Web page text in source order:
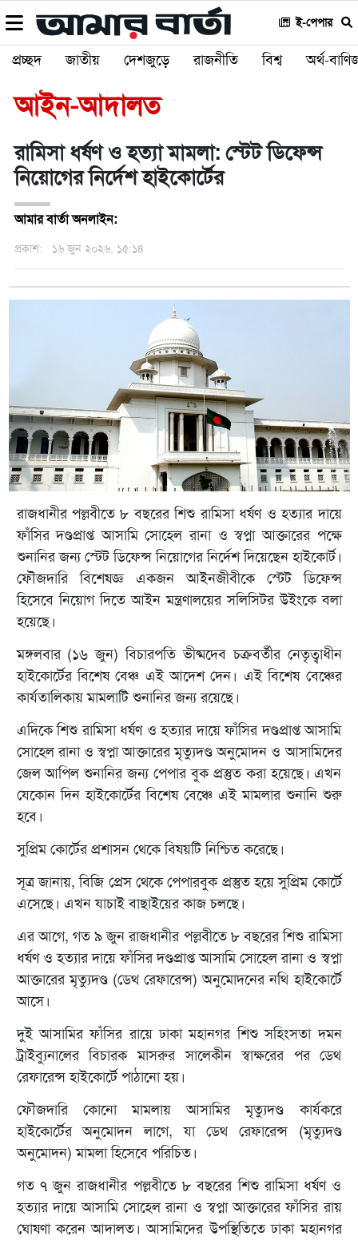
ই-পেপার
প্রচ্ছদ জাতীয় দেশজুড়ে রাজনীতি বিশ্ব অর্থ-
আইন-আদালত
রামিসা ধর্ষণ ও হত্যা মামলা: স্টেট ডিফেন্স
নিয়োগের নির্দেশ হাইকোর্টের
আমার বার্তা অনলাইন:
প্রকাশ: ১৬ জুন ২০২৬, ১৫:১৪
রাজধানীর পল্লবীতে ৮ বছরের শিশু রামিসা ধর্ষণ ও হত্যার দায়ে
ফাঁসির দণ্ডপ্রাপ্ত আসামি সোহেল রানা ও স্বপ্না আক্তারের পক্ষে
শুনানির জন্য স্টেট ডিফেন্স নিয়োগের নির্দেশ দিয়েছেন হাইকোর্ট।
ফৌজদারি বিশেষজ্ঞ একজন আইনজীবীকে স্টেট ডিফেন্স
হিসেবে নিয়োগ দিতে আইন মন্ত্রণালয়ের সলিসিটর উইংকে বলা
হয়েছে।
মঙ্গলবার (১৬ জুন) বিচারপতি ভীষ্মদেব চক্রবর্তীর নেতৃত্বাধীন
হাইকোর্টের বিশেষ বেঞ্চ এই আদেশ দেন। এই বিশেষ বেঞ্চের
কার্যতালিকায় মামলাটি শুনানির জন্য রয়েছে।
এদিকে শিশু রামিসা ধর্ষণ ও হত্যার দায়ে ফাঁসির দণ্ডপ্রাপ্ত আসামি
সোহেল রানা ও স্বপ্না আক্তারের মৃত্যুদণ্ড অনুমোদন ও আসামিদের
জেল আপিল শুনানির জন্য পেপার বুক প্রস্তুত করা হয়েছে। এখন
যেকোন দিন হাইকোর্টের বিশেষ বেঞ্চে এই মামলার শুনানি শুরু
হবে।
সুপ্রিম কোর্টের প্রশাসন থেকে বিষয়টি নিশ্চিত করেছে।
সূত্র জানায়, বিজি প্রেস থেকে পেপারবুক প্রস্তুত হয়ে সুপ্রিম কোর্টে
এসেছে। এখন যাচাই বাছাইয়ের কাজ চলছে।
এর আগে, গত ৯ জুন রাজধানীর পল্লবীতে ৮ বছরের শিশু রামিসা
ধর্ষণ ও হত্যার দায়ে ফাঁসির দণ্ডপ্রাপ্ত আসামি সোহেল রানা ও স্বপ্না
আক্তারের মৃত্যুদণ্ড (ডেথ রেফারেন্স) অনুমোদনের নথি হাইকোর্টে
আসে।
দুই আসামির ফাঁসির রায়ে ঢাকা মহানগর শিশু সহিংসতা দমন
ট্রাইব্যুনালের বিচারক মাসরুর সালেকীন স্বাক্ষরের পর ডেথ
রেফারেন্স হাইকোর্টে পাঠানো হয়।
ফৌজদারি কোনো মামলায় আসামির মৃত্যুদণ্ড কার্যকরে
হাইকোর্টের অনুমোদন লাগে, যা ডেথ রেফারেন্স (মৃত্যুদণ্ড
অনুমোদন) মামলা হিসেবে পরিচিত।
গত ৭ জুন রাজধানীর পল্লবীতে ৮ বছরের শিশু রামিসা ধর্ষণ ও
হত্যার দায়ে আসামি সোহেল রানা ও স্বপ্না আক্তারের ফাঁসির রায়
ঘোষণা করেন আদালত। আসামিদের উপস্থিতিতে ঢাকা মহানগর